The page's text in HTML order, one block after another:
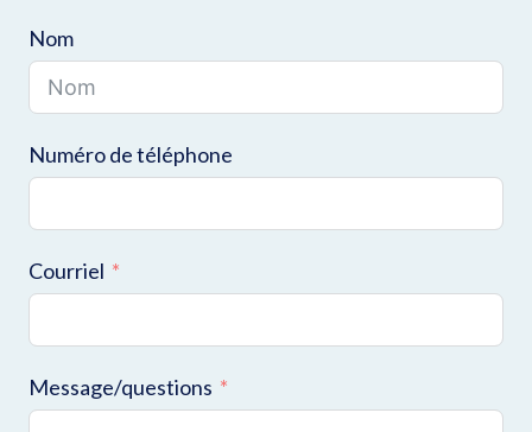
Nom
Numéro de téléphone
Courriel
Message/questions